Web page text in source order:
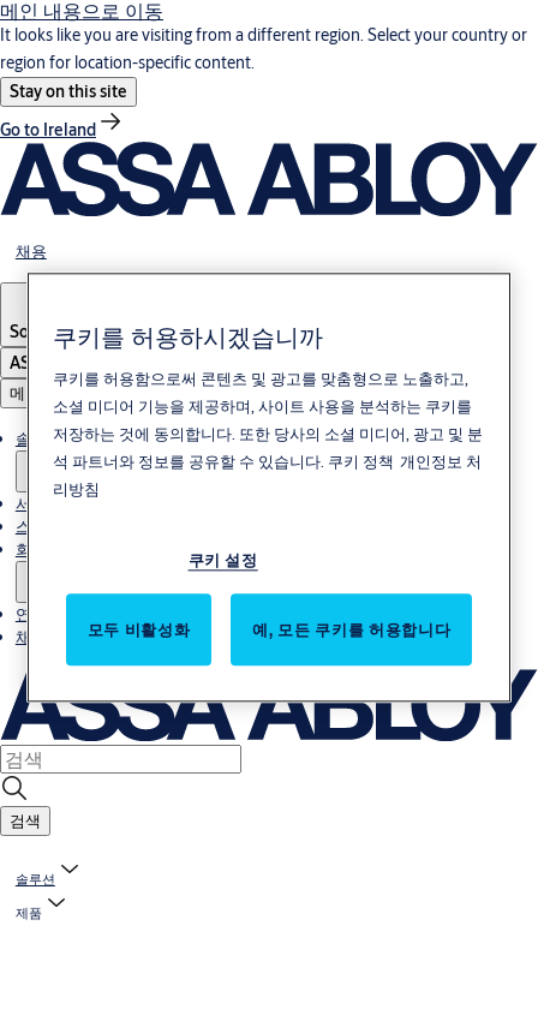
메인 내용으로 이동
It looks like you are visiting from a different region. Select your country or
region for location-specific content.
Stay on this site
Go to Ireland
채용
South Korea ·한국어
ASSA ABLOY Group
메뉴
솔루션
서비스
스토리
회사소개
연락처
채용
검색
솔루션
제품
쿠키를 허용하시겠습니까
쿠키를 허용함으로써 콘텐츠 및 광고를 맞춤형으로 노출하고,
소셜 미디어 기능을 제공하며, 사이트 사용을 분석하는 쿠키를
저장하는 것에 동의합니다. 또한 당사의 소셜 미디어, 광고 및 분
석 파트너와 정보를 공유할 수 있습니다. 쿠키 정책 개인정보 처
리방침
쿠키 설정
모두 비활성화 예, 모든 쿠키를 허용합니다